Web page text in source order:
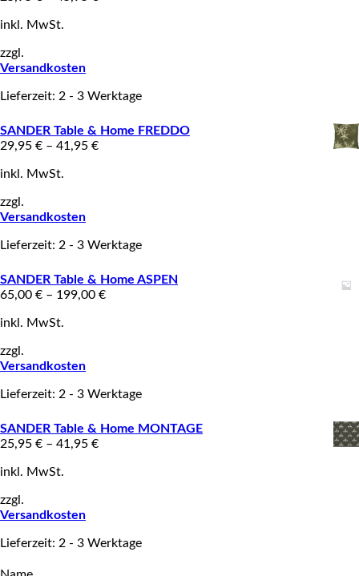
inkl. MwSt.
zzgl.
Versandkosten
Lieferzeit: 2 - 3 Werktage
SANDER Table & Home FREDDO
29,95 € – 41,95 €
inkl. MwSt.
zzgl.
Versandkosten
Lieferzeit: 2 - 3 Werktage
SANDER Table & Home ASPEN
65,00 € – 199,00 €
inkl. MwSt.
zzgl.
Versandkosten
Lieferzeit: 2 - 3 Werktage
SANDER Table & Home MONTAGE
25,95 € – 41,95 €
inkl. MwSt.
zzgl.
Versandkosten
Lieferzeit: 2 - 3 Werktage